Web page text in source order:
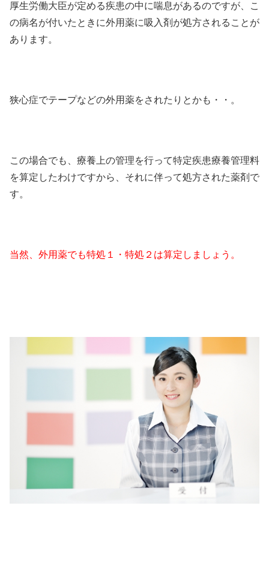
厚生労働大臣が定める疾患の中に喘息があるのですが、こ
の病名が付いたときに外用薬に吸入剤が処方されることが
あります。
狭心症でテープなどの外用薬をされたりとかも・・。
この場合でも、療養上の管理を行って特定疾患療養管理料
を算定したわけですから、それに伴って処方された薬剤で
す。
当然、外用薬でも特処１・特処２は算定しましょう。